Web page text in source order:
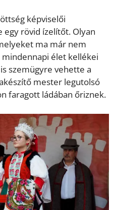
képviselői
egy rövid ízelítőt. Olyan
ma már nem
mindennapi élet kellékei
szemügyre vehette a
mester legutolsó
faragott ládában őriznek.